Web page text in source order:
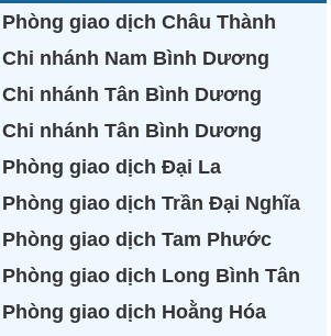
giao dịch Châu Thành
nhánh Nam Bình Dương
nhánh Tân Bình Dương
nhánh Tân Bình Dương
giao dịch Đại La
giao dịch Trần Đại Nghĩa
giao dịch Tam Phước
giao dịch Long Bình Tân
giao dịch Hoằng Hóa